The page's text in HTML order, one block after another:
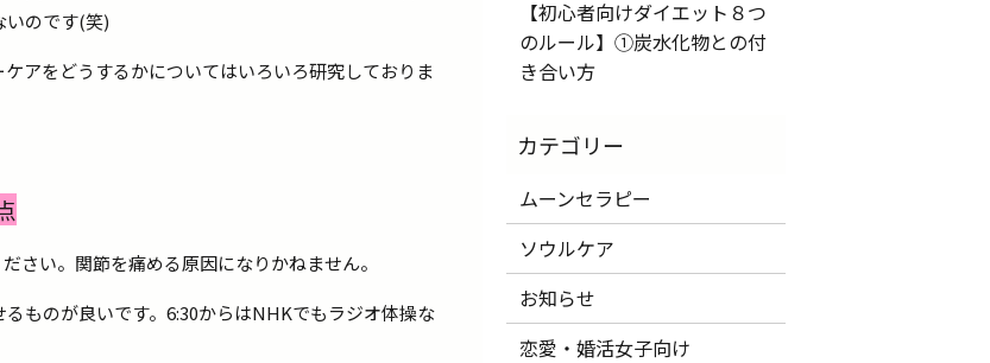
いのです(笑)
アをどうするかについてはいろいろ研究しておりま
さい。関節を痛める原因になりかねません。
ものが良いです。6:30からはNHKでもラジオ体操な
【初心者向けダイエット８つ
のルール】①炭水化物との付
き合い方
ムーンセラピー
ソウルケア
お知らせ
恋愛・婚活女子向け